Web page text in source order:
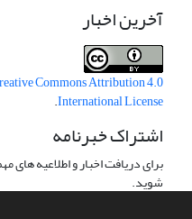
آخرین اخبار
Commons Attribution 4.0
International License
.
اشتراک خبرنامه
برای دریافت اخبار و اطلاعیه
شوید.